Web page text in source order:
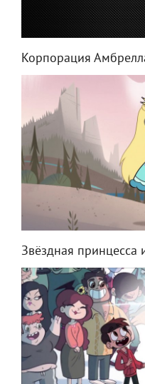
Корпорация
Звёздная принцесса